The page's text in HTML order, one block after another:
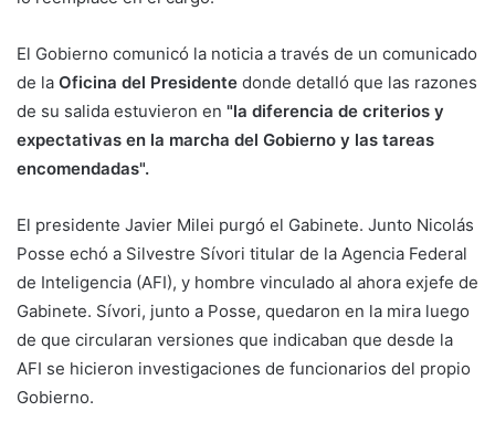
El Gobierno comunicó la noticia a través de un comunicado
de la Oficina del Presidente donde detalló que las razones
de su salida estuvieron en "la diferencia de criterios y
expectativas en la marcha del Gobierno y las tareas
encomendadas".
El presidente Javier Milei purgó el Gabinete. Junto Nicolás
Posse echó a Silvestre Sívori titular de la Agencia Federal
de Inteligencia (AFI), y hombre vinculado al ahora exjefe de
Gabinete. Sívori, junto a Posse, quedaron en la mira luego
de que circularan versiones que indicaban que desde la
AFI se hicieron investigaciones de funcionarios del propio
Gobierno.